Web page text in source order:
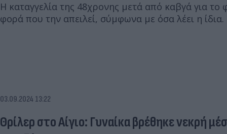
Η καταγγελία της 48χρονης μετά από καβγά για το
φορά που την απειλεί, σύμφωνα με όσα λέει η ίδια.
03.09.2024 13:22
Θρίλερ στο Αίγιο: Γυναίκα βρέθηκε νεκρή